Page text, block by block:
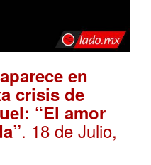
en
crisis de
“El amor
. 18 de Julio,